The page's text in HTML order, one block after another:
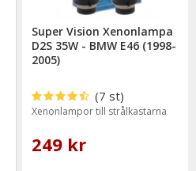
Super Vision Xenonlampa
D2S 35W - BMW E46 (1998-
2005)
(7 st)
Xenonlampor till strålkastarna
249 kr